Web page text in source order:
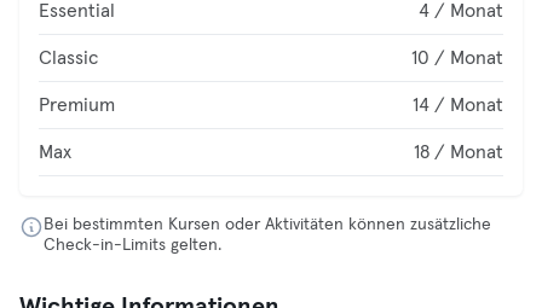
Essential 4 / Monat
Classic 10 / Monat
Premium 14 / Monat
Max 18 / Monat
Bei bestimmten Kursen oder Aktivitäten können zusätzliche
Check-in-Limits gelten.